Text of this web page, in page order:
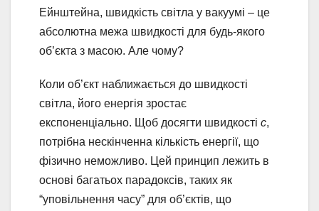
Ейнштейна, швидкість світла у вакуумі – це
абсолютна межа швидкості для будь-якого
об’єкта з масою. Але чому?
Коли об’єкт наближається до швидкості
світла, його енергія зростає
експоненціально. Щоб досягти швидкості c,
потрібна нескінченна кількість енергії, що
фізично неможливо. Цей принцип лежить в
основі багатьох парадоксів, таких як
“уповільнення часу” для об’єктів, що